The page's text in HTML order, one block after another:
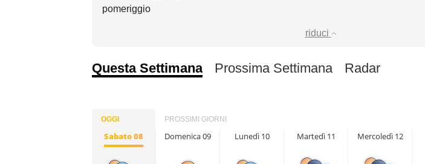
pomeriggio
riduci
Questa Settimana Prossima Settimana Radar
OGGI PROSSIMI GIORNI
Sabato 08 Domenica 09 Lunedì 10 Martedì 11 Mercoledì 12